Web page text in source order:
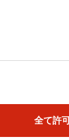
全て許
小形コント
.PDF617.63KB